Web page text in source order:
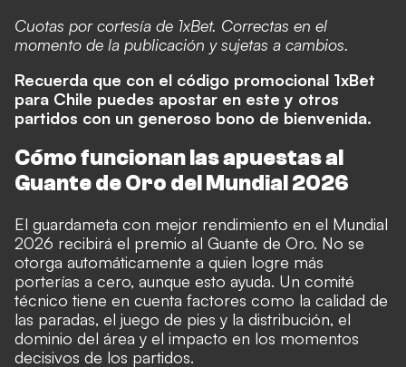
Cuotas por cortesía de 1xBet. Correctas en el
momento de la publicación y sujetas a cambios.
Recuerda que con el código promocional 1xBet
para Chile puedes apostar en este y otros
partidos con un generoso bono de bienvenida.
Cómo funcionan las apuestas al
Guante de Oro del Mundial 2026
El guardameta con mejor rendimiento en el Mundial
2026 recibirá el premio al Guante de Oro. No se
otorga automáticamente a quien logre más
porterías a cero, aunque esto ayuda. Un comité
técnico tiene en cuenta factores como la calidad de
las paradas, el juego de pies y la distribución, el
dominio del área y el impacto en los momentos
decisivos de los partidos.